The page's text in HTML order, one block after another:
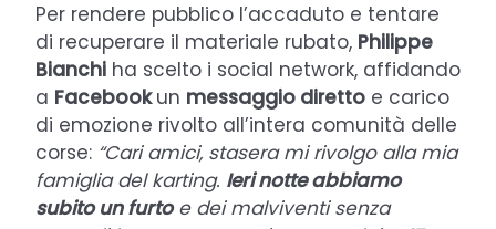
Per rendere pubblico l’accaduto e tentare
di recuperare il materiale rubato, Philippe
Bianchi ha scelto i social network, affidando
a Facebookun messaggio diretto e carico
di emozione rivolto all’intera comunità delle
corse: “Cari amici, stasera mi rivolgo alla mia
famiglia del karting. Ieri notte abbiamo
subito un furtoe dei malviventi senza